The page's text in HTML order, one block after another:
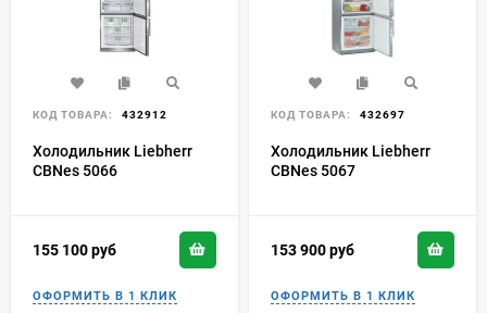
КОД ТОВАРА: 432912
Холодильник Liebherr
CBNes 5066
155 100руб
КОД ТОВАРА: 432697
Холодильник Liebherr
CBNes 5067
153 900руб